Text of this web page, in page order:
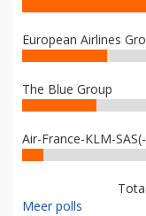
European Airlines
The Blue Group
Air-France-KLM-
Meer polls